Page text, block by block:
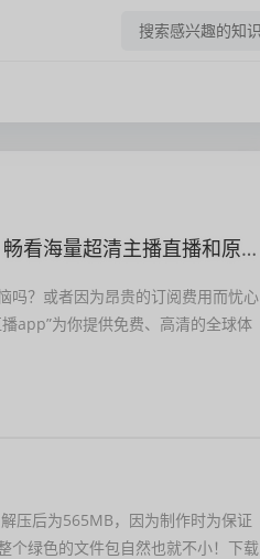
量超清主播直播和原声赛事
吗？或者因为昂贵的订阅费用而忧心
app”为你提供免费、高清的全球体
压后为565MB，因为制作时为保证
个绿色的文件包自然也就不小！下载